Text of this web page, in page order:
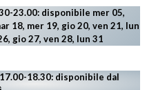
23.00: disponibile mer 05,
18, mer 19, gio 20, ven 21, lun
gio 27, ven 28, lun 31
17.00-18.30: disponibile dal